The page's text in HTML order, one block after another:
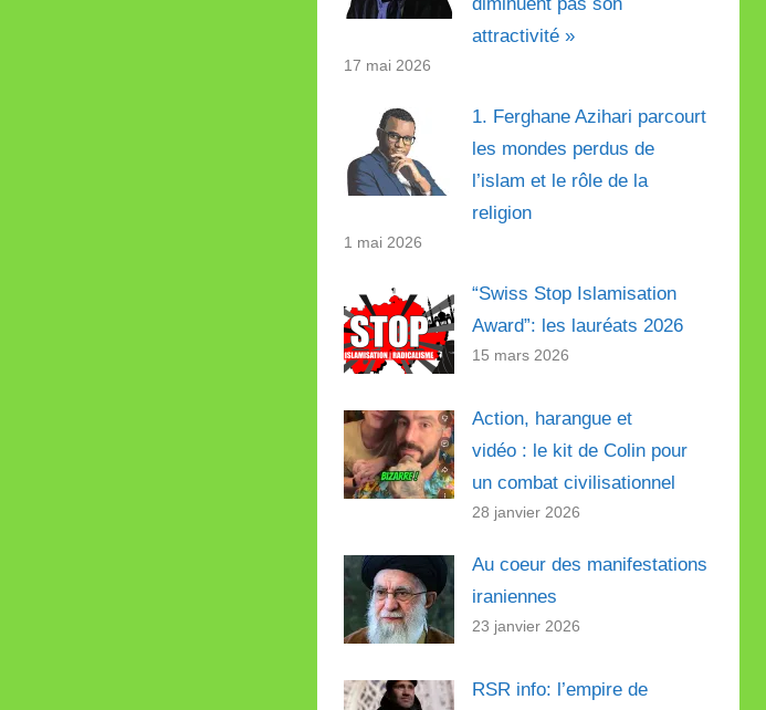
attractivité »
17 mai 2026
1. Ferghane Azihari parcourt
les mondes perdus de
l’islam et le rôle de la
religion
1 mai 2026
“Swiss Stop Islamisation
Award”: les lauréats 2026
15 mars 2026
Action, harangue et
vidéo : le kit de Colin pour
un combat civilisationnel
28 janvier 2026
Au coeur des manifestations
iraniennes
23 janvier 2026
RSR info: l’empire de